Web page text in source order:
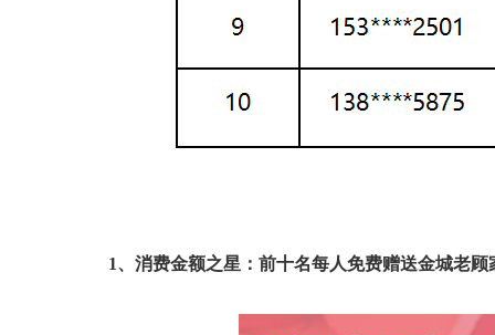
1、消费金额之星：前十名每人免费赠送金城老顾